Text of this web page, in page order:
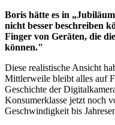
Boris hätte es in
nicht besser beschreiben
Finger von Geräten, die
können."
Diese realistische Ansicht
Mittlerweile bleibt alles auf
Geschichte der
Konsumerklasse jetzt noch
Geschwindigkeit bis